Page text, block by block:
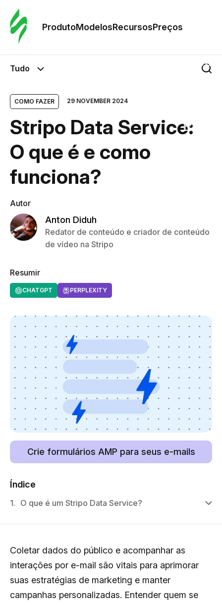
ProdutoModelosRecursosPreços
Tudo
COMO FAZER 29 NOVEMBER 2024
Stripo Data Service:
O que é e como
funciona?
Autor
Anton Diduh
Redator de conteúdo e criador de conteúdo
de vídeo na Stripo
Resumir
CHATGPT PERPLEXITY
Crie formulários AMP para seus e-mails
Índice
1. O que é um Stripo Data Service?
Coletar dados do público e acompanhar as
interações por e-mail são vitais para aprimorar
suas estratégias de marketing e manter
campanhas personalizadas. Entender quem se